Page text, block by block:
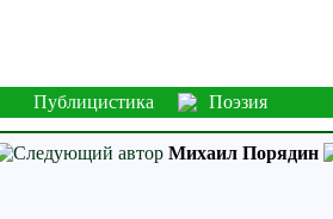
Публицистика Поэзия
Михаил Порядин